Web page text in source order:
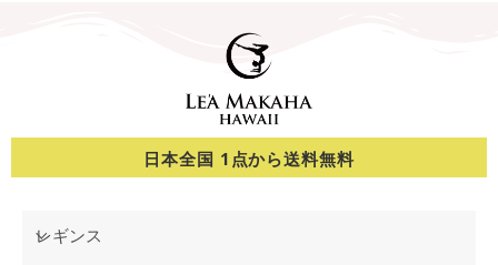
日本全国 1点から送料無料
レギンス